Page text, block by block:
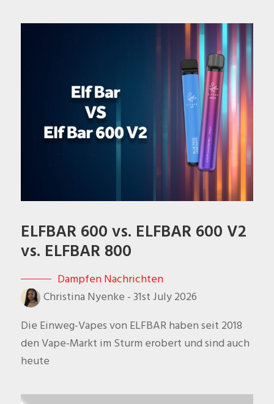
ELFBAR 600 vs. ELFBAR 600 V2
vs. ELFBAR 800
Dampfen Nachrichten
Christina Nyenke - 31st July 2026
Die Einweg-Vapes von ELFBAR haben seit 2018
den Vape-Markt im Sturm erobert und sind auch
heute